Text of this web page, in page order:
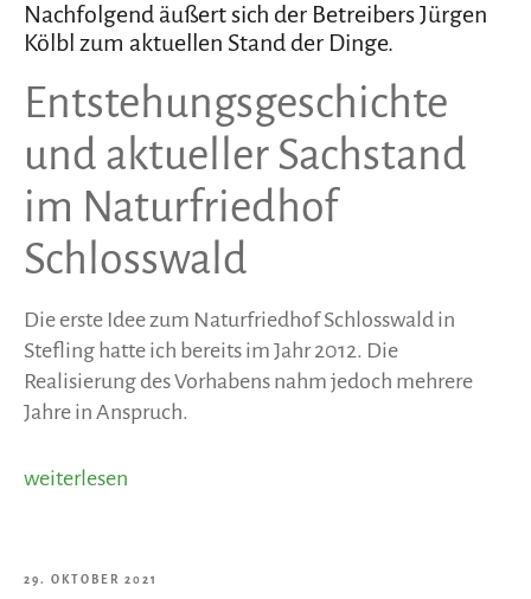
Nachfolgend äußert sich der Betreibers Jürgen
Kölbl zum aktuellen Stand der Dinge.
Entstehungsgeschichte
und aktueller Sachstand
im Naturfriedhof
Schlosswald
Die erste Idee zum Naturfriedhof Schlosswald in
Stefling hatte ich bereits im Jahr 2012. Die
Realisierung des Vorhabens nahm jedoch mehrere
Jahre in Anspruch.
„Aktueller
Dinge“
weiterlesen
VERÖFFENTLICHT
29. OKTOBER 2021